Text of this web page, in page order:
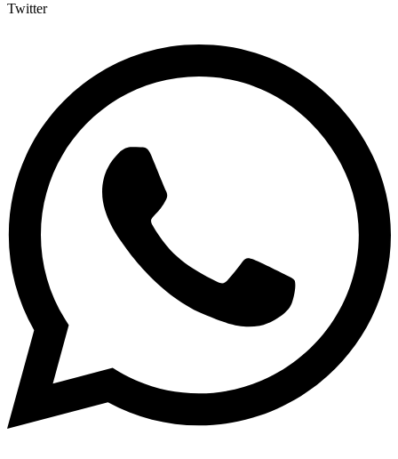
Twitter